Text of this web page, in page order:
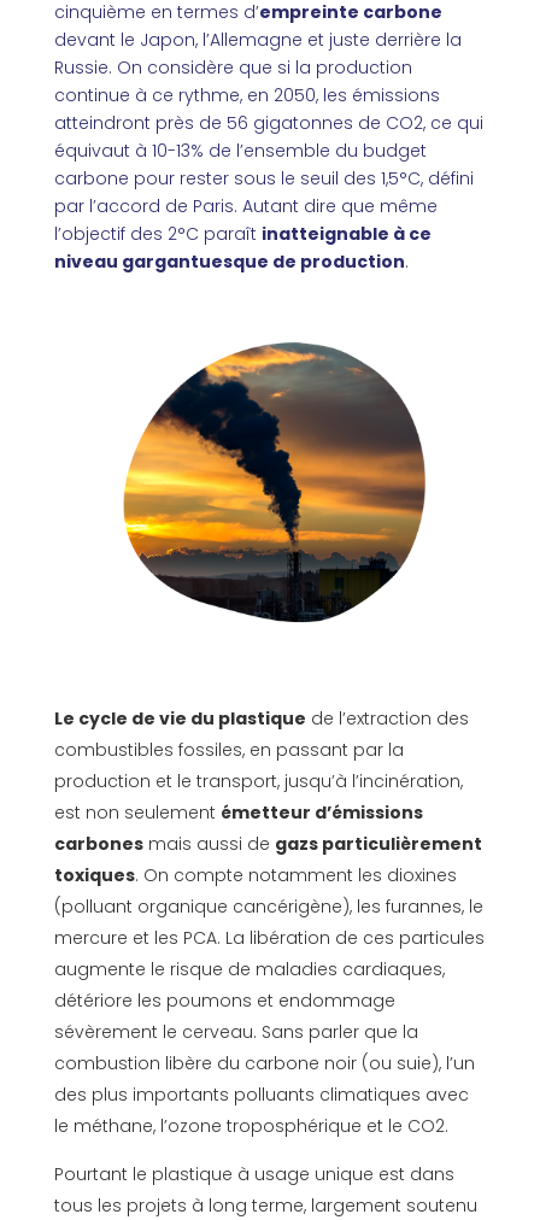
cinquième en termes d’empreinte carbone
devant le Japon, l’Allemagne et juste derrière la
Russie. On considère que si la production
continue à ce rythme, en 2050, les émissions
atteindront près de 56 gigatonnes de CO2, ce qui
équivaut à 10-13% de l’ensemble du budget
carbone pour rester sous le seuil des 1,5°C, défini
par l’accord de Paris. Autant dire que même
l’objectif des 2°C paraît inatteignable à ce
niveau gargantuesque de production.
Le cycle de vie du plastique de l’extraction des
combustibles fossiles, en passant par la
production et le transport, jusqu’à l’incinération,
est non seulement émetteur d’émissions
carbonesmais aussi de gazs particulièrement
toxiques. On compte notamment les dioxines
(polluant organique cancérigène), les furannes, le
mercure et les PCA. La libération de ces particules
augmente le risque de maladies cardiaques,
détériore les poumons et endommage
sévèrement le cerveau. Sans parler que la
combustion libère du carbone noir (ou suie), l’un
des plus importants polluants climatiques avec
le méthane, l’ozone troposphérique et le CO2.
Pourtant le plastique à usage unique est dans
tous les projets à long terme, largement soutenu